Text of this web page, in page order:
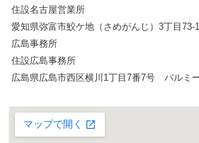
住設名古屋営業所
愛知県弥富市鮫ケ地（さめがんじ）3丁目73-1
広島事務所
住設広島事務所
広島県広島市西区横川1丁目7番7号 バルミ